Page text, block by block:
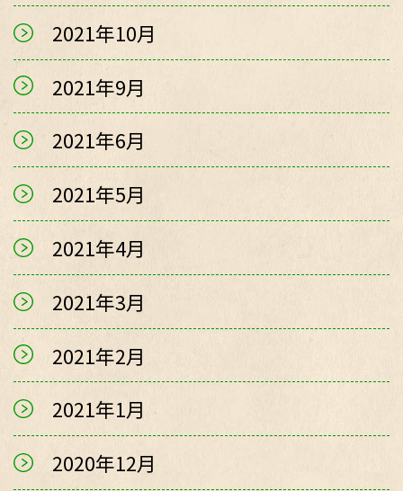
2021年10月
2021年9月
2021年6月
2021年5月
2021年4月
2021年3月
2021年2月
2021年1月
2020年12月